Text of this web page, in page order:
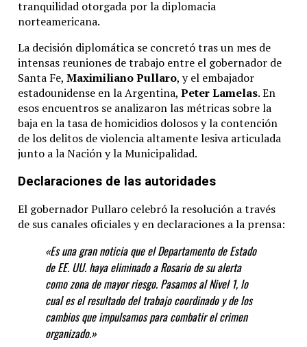
tranquilidad otorgada por la diplomacia
norteamericana.
La decisión diplomática se concretó tras un mes de
intensas reuniones de trabajo entre el gobernador de
Santa Fe, Maximiliano Pullaro, y el embajador
estadounidense en la Argentina, Peter Lamelas.En
esos encuentros se analizaron las métricas sobre la
baja en la tasa de homicidios dolosos y la contención
de los delitos de violencia altamente lesiva articulada
junto a la Nación y la Municipalidad.
Declaraciones de las autoridades
El gobernador Pullaro celebró la resolución a través
de sus canales oficiales y en declaraciones a la prensa:
«Es una gran noticia que el Departamento de Estado
de EE. UU. haya eliminado a Rosario de su alerta
como zona de mayor riesgo. Pasamos al Nivel 1, lo
cual es el resultado del trabajo coordinado y de los
cambios que impulsamos para combatir el crimen
organizado.»